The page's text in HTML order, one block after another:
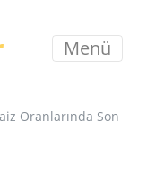
Menü
Oranlarında Son